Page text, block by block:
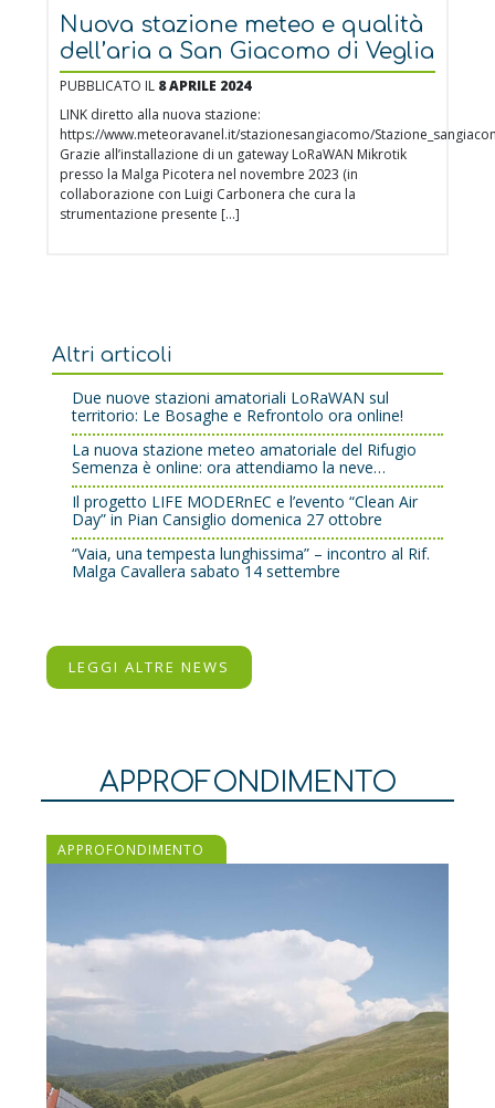
Nuova stazione meteo e qualità
dell’aria a San Giacomo di Veglia
PUBBLICATO IL 8 APRILE 2024
LINK diretto alla nuova stazione:
https://www.meteoravanel.it/stazionesangiacomo/
Grazie all’installazione di un gateway LoRaWAN Mikrotik
presso la Malga Picotera nel novembre 2023 (in
collaborazione con Luigi Carbonera che cura la
strumentazione presente […]
Altri articoli
Due nuove stazioni amatoriali LoRaWAN sul
territorio: Le Bosaghe e Refrontolo ora online!
La nuova stazione meteo amatoriale del Rifugio
Semenza è online: ora attendiamo la neve…
Il progetto LIFE MODERnEC e l’evento “Clean Air
Day” in Pian Cansiglio domenica 27 ottobre
“Vaia, una tempesta lunghissima” – incontro al Rif.
Malga Cavallera sabato 14 settembre
LEGGI ALTRE NEWS
APPROFONDIMENTO
APPROFONDIMENTO